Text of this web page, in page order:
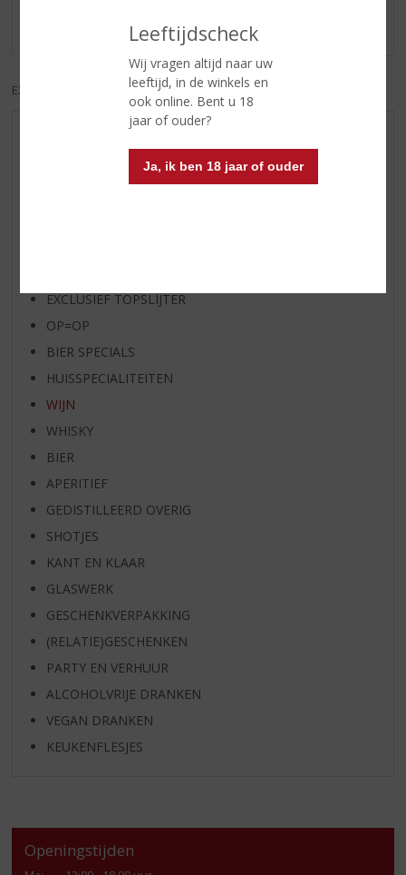
Leeftijdscheck
Wij vragen altijd naar uw
leeftijd, in de winkels en
ook online. Bent u 18
jaar of ouder?
Ja, ik ben 18 jaar of ouder
Er zijn nog geen reviews geplaatst voor dit product
EXCL. BTW INCL. BTW
WIJN VAN DE MAAND
EXCLUSIEF TOPSLIJTER
OP=OP
BIER SPECIALS
HUISSPECIALITEITEN
WIJN
WHISKY
BIER
APERITIEF
GEDISTILLEERD OVERIG
SHOTJES
KANT EN KLAAR
GLASWERK
GESCHENKVERPAKKING
(RELATIE)GESCHENKEN
PARTY EN VERHUUR
ALCOHOLVRIJE DRANKEN
VEGAN DRANKEN
KEUKENFLESJES
Openingstijden